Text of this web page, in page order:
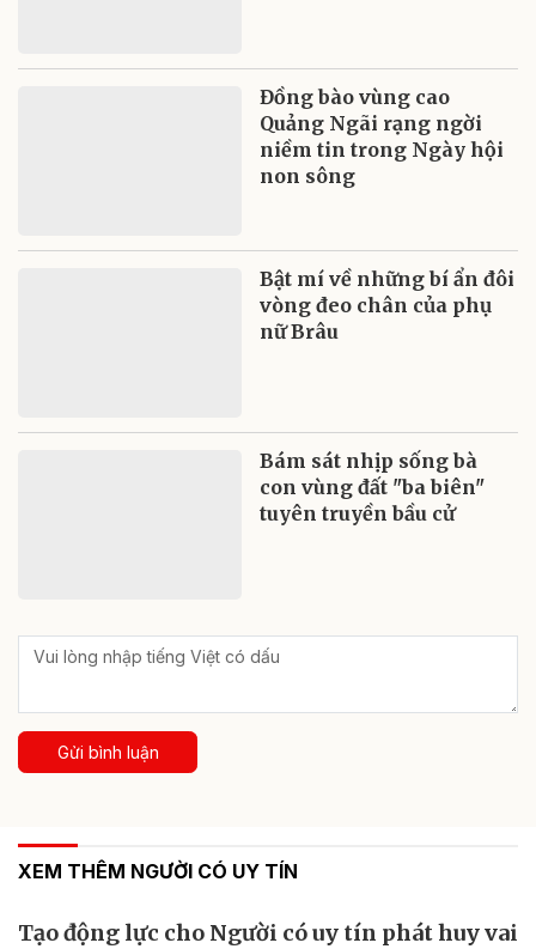
Đồng bào vùng cao
Quảng Ngãi rạng ngời
niềm tin trong Ngày hội
non sông
Bật mí về những bí ẩn đôi
vòng đeo chân của phụ
nữ Brâu
Bám sát nhịp sống bà
con vùng đất "ba biên"
tuyên truyền bầu cử
Gửi bình luận
XEM THÊM NGƯỜI CÓ UY TÍN
Tạo động lực cho Người có uy tín phát huy vai